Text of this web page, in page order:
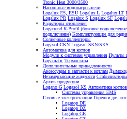
Tronic Heat 3000/3500
Напольные водонагреватели
Logalux ES, ESU Logalux L Logalux LT
Logalux PR Logalux S Logalux SF
Радиаторы отопления
Logatrend K-Profil (боковое
подключение) Комплектующие для
Солнечные коллекторы
Logasol CKN Logasol SKN/SKS
Автоматика для котлов
Модули к системам управления Пульты
Logamatic Термостаты
Дополнительные принадлежности
Аксессуары и запчасти к котлам
Незамерзающие жидкости
Архив продукции
Logano G Logasol KS Автоматика котлов
Системы управления EMS
Газовые электростанции Горелки для
Logatop DE
Logatop DZ
Logatop GE